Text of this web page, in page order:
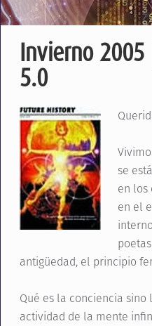
Invierno
5.0
se
en los
en el
antigüedad, el principio
Qué es la conciencia
actividad de la mente